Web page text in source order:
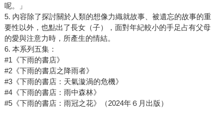
呢。」
5. 內容除了探討關於人類的想像力織就故事、被遺忘的故事的重
要性以外，也點出了長女（子），面對年紀較小的手足占有父母
的愛與注意力時，所產生的情結。
6. 本系列五集：
#1《下雨的書店》
#2《下雨的書店之降雨者》
#3《下雨的書店：天氣漩渦的危機》
#4《下雨的書店：雨中森林》
#5《下雨的書店：雨冠之花》（2024年６月出版）